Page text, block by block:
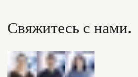
Свяжитесь с нами.